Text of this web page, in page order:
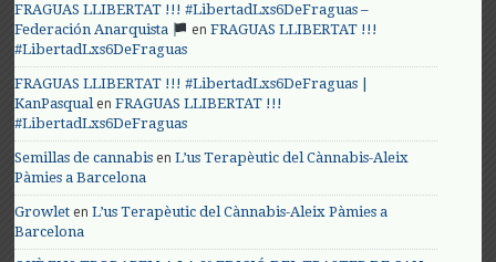
FRAGUAS LLIBERTAT !!! #LibertadLxs6DeFraguas –
Federación Anarquista
enFRAGUAS LLIBERTAT !!!
#LibertadLxs6DeFraguas
FRAGUAS LLIBERTAT !!! #LibertadLxs6DeFraguas |
KanPasqualenFRAGUAS LLIBERTAT !!!
#LibertadLxs6DeFraguas
Semillas de cannabis enL’us Terapèutic del Cànnabis-Aleix
Pàmies a Barcelona
Growlet enL’us Terapèutic del Cànnabis-Aleix Pàmies a
Barcelona